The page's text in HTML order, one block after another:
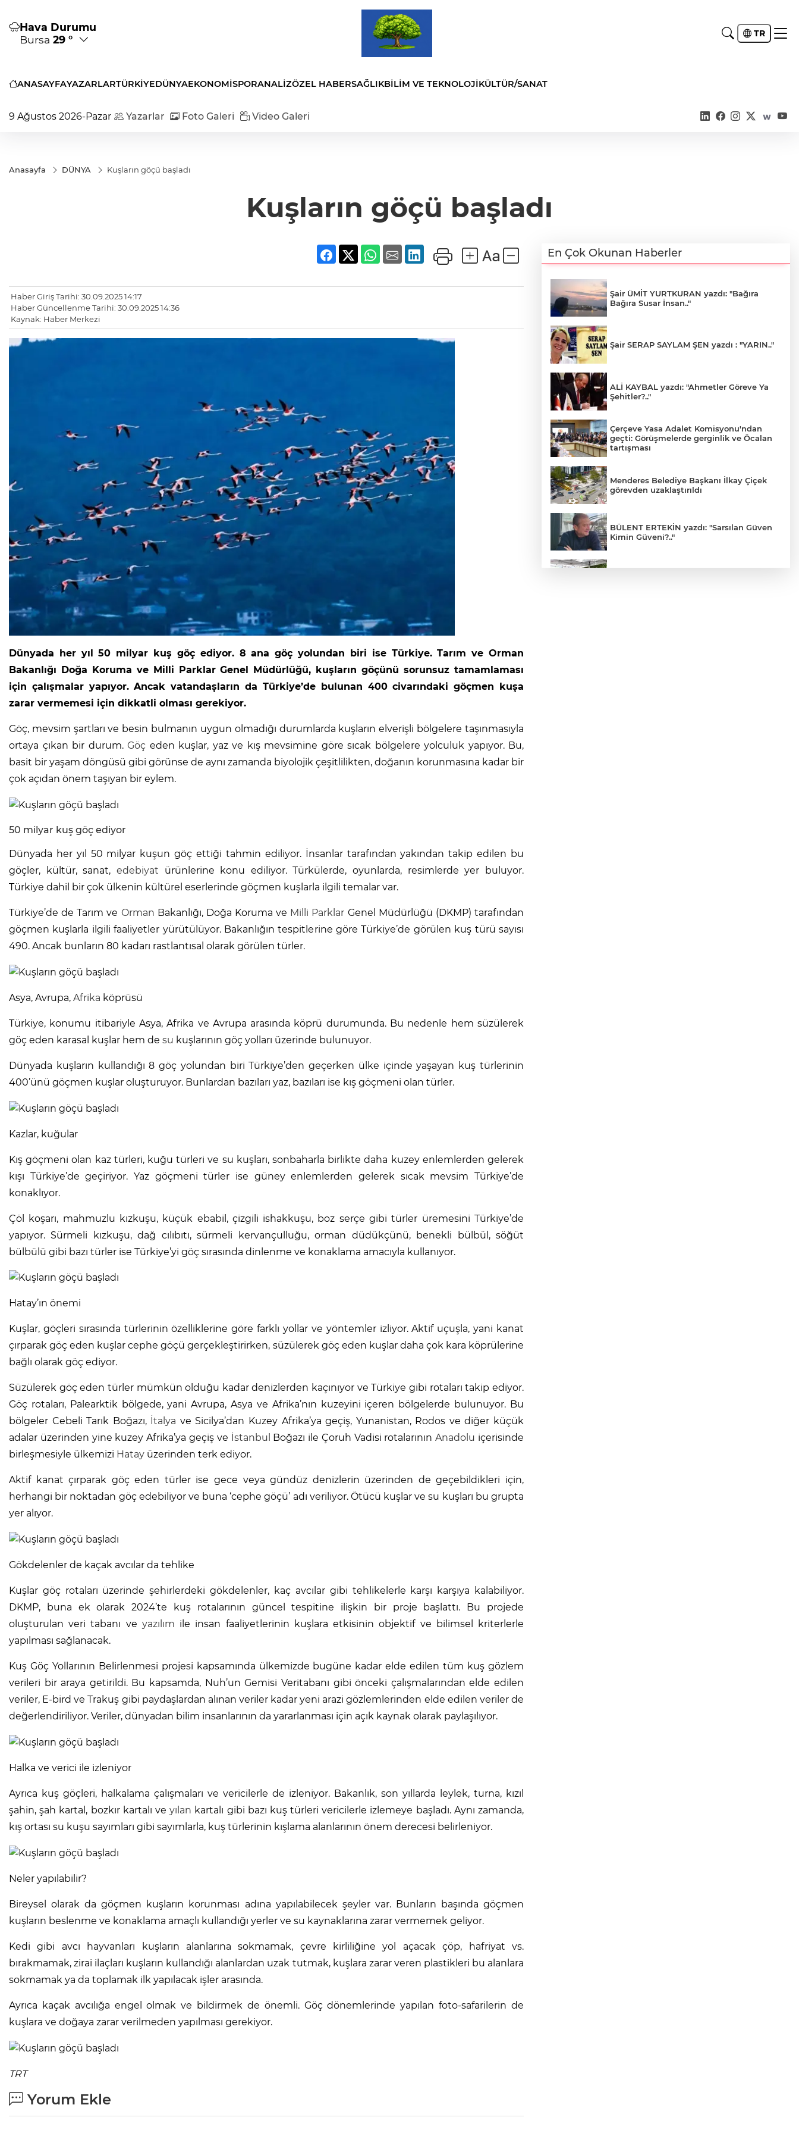
Hava Durumu
Bursa 29 ° TR
ANASAYFAYAZARLARTÜRKİYEDÜNYAEKONOMİSPORANALİZÖZEL HABERSAĞLIKBİLİM VE TEKNOLOJİKÜLTÜR/SANAT
9 Ağustos 2026-Pazar Yazarlar Foto Galeri Video Galeri
Anasayfa DÜNYA Kuşların göçü başladı
Kuşların göçü başladı
Haber Giriş Tarihi: 30.09.2025 14:17
Haber Güncellenme Tarihi: 30.09.2025 14:36
Kaynak: Haber Merkezi
Dünyada her yıl 50 milyar kuş göç ediyor. 8 ana göç yolundan biri ise Türkiye. Tarım ve Orman
Bakanlığı Doğa Koruma ve Milli Parklar Genel Müdürlüğü, kuşların göçünü sorunsuz tamamlaması
için çalışmalar yapıyor. Ancak vatandaşların da Türkiye’de bulunan 400 civarındaki göçmen kuşa
zarar vermemesi için dikkatli olması gerekiyor.
Göç, mevsim şartları ve besin bulmanın uygun olmadığı durumlarda kuşların elverişli bölgelere taşınmasıyla
ortaya çıkan bir durum. Göç eden kuşlar, yaz ve kış mevsimine göre sıcak bölgelere yolculuk yapıyor. Bu,
basit bir yaşam döngüsü gibi görünse de aynı zamanda biyolojik çeşitlilikten, doğanın korunmasına kadar bir
çok açıdan önem taşıyan bir eylem.
50 milyar kuş göç ediyor
Dünyada her yıl 50 milyar kuşun göç ettiği tahmin ediliyor. İnsanlar tarafından yakından takip edilen bu
göçler, kültür, sanat, edebiyat ürünlerine konu ediliyor. Türkülerde, oyunlarda, resimlerde yer buluyor.
Türkiye dahil bir çok ülkenin kültürel eserlerinde göçmen kuşlarla ilgili temalar var.
Türkiye’de de Tarım ve Orman Bakanlığı, Doğa Koruma ve Milli Parklar Genel Müdürlüğü (DKMP) tarafından
göçmen kuşlarla ilgili faaliyetler yürütülüyor. Bakanlığın tespitlerine göre Türkiye’de görülen kuş türü sayısı
490. Ancak bunların 80 kadarı rastlantısal olarak görülen türler.
Asya, Avrupa, Afrika köprüsü
Türkiye, konumu itibariyle Asya, Afrika ve Avrupa arasında köprü durumunda. Bu nedenle hem süzülerek
göç eden karasal kuşlar hem de su kuşlarının göç yolları üzerinde bulunuyor.
Dünyada kuşların kullandığı 8 göç yolundan biri Türkiye’den geçerken ülke içinde yaşayan kuş türlerinin
400’ünü göçmen kuşlar oluşturuyor. Bunlardan bazıları yaz, bazıları ise kış göçmeni olan türler.
Kazlar, kuğular
Kış göçmeni olan kaz türleri, kuğu türleri ve su kuşları, sonbaharla birlikte daha kuzey enlemlerden gelerek
kışı Türkiye’de geçiriyor. Yaz göçmeni türler ise güney enlemlerden gelerek sıcak mevsim Türkiye’de
konaklıyor.
Çöl koşarı, mahmuzlu kızkuşu, küçük ebabil, çizgili ishakkuşu, boz serçe gibi türler üremesini Türkiye’de
yapıyor. Sürmeli kızkuşu, dağ cılıbıtı, sürmeli kervançulluğu, orman düdükçünü, benekli bülbül, söğüt
bülbülü gibi bazı türler ise Türkiye’yi göç sırasında dinlenme ve konaklama amacıyla kullanıyor.
Hatay’ın önemi
Kuşlar, göçleri sırasında türlerinin özelliklerine göre farklı yollar ve yöntemler izliyor. Aktif uçuşla, yani kanat
çırparak göç eden kuşlar cephe göçü gerçekleştirirken, süzülerek göç eden kuşlar daha çok kara köprülerine
bağlı olarak göç ediyor.
Süzülerek göç eden türler mümkün olduğu kadar denizlerden kaçınıyor ve Türkiye gibi rotaları takip ediyor.
Göç rotaları, Palearktik bölgede, yani Avrupa, Asya ve Afrika’nın kuzeyini içeren bölgelerde bulunuyor. Bu
bölgeler Cebeli Tarık Boğazı, İtalya ve Sicilya’dan Kuzey Afrika’ya geçiş, Yunanistan, Rodos ve diğer küçük
adalar üzerinden yine kuzey Afrika’ya geçiş ve İstanbul Boğazı ile Çoruh Vadisi rotalarınınAnadolu içerisinde
birleşmesiyle ülkemizi Hatay üzerinden terk ediyor.
Aktif kanat çırparak göç eden türler ise gece veya gündüz denizlerin üzerinden de geçebildikleri için,
herhangi bir noktadan göç edebiliyor ve buna ‘cephe göçü’ adı veriliyor. Ötücü kuşlar ve su kuşları bu grupta
yer alıyor.
Gökdelenler de kaçak avcılar da tehlike
Kuşlar göç rotaları üzerinde şehirlerdeki gökdelenler, kaç avcılar gibi tehlikelerle karşı karşıya kalabiliyor.
DKMP, buna ek olarak 2024’te kuş rotalarının güncel tespitine ilişkin bir proje başlattı. Bu projede
oluşturulan veri tabanı ve yazılım ile insan faaliyetlerinin kuşlara etkisinin objektif ve bilimsel kriterlerle
yapılması sağlanacak.
Kuş Göç Yollarının Belirlenmesi projesi kapsamında ülkemizde bugüne kadar elde edilen tüm kuş gözlem
verileri bir araya getirildi. Bu kapsamda, Nuh’un Gemisi Veritabanı gibi önceki çalışmalarından elde edilen
veriler, E-bird ve Trakuş gibi paydaşlardan alınan veriler kadar yeni arazi gözlemlerinden elde edilen veriler de
değerlendiriliyor. Veriler, dünyadan bilim insanlarının da yararlanması için açık kaynak olarak paylaşılıyor.
Halka ve verici ile izleniyor
Ayrıca kuş göçleri, halkalama çalışmaları ve vericilerle de izleniyor. Bakanlık, son yıllarda leylek, turna, kızıl
şahin, şah kartal, bozkır kartalı veyılan kartalı gibi bazı kuş türleri vericilerle izlemeye başladı. Aynı zamanda,
kış ortası su kuşu sayımları gibi sayımlarla, kuş türlerinin kışlama alanlarının önem derecesi belirleniyor.
Neler yapılabilir?
Bireysel olarak da göçmen kuşların korunması adına yapılabilecek şeyler var. Bunların başında göçmen
kuşların beslenme ve konaklama amaçlı kullandığı yerler ve su kaynaklarına zarar vermemek geliyor.
Kedi gibi avcı hayvanları kuşların alanlarına sokmamak, çevre kirliliğine yol açacak çöp, hafriyat vs.
bırakmamak, zirai ilaçları kuşların kullandığı alanlardan uzak tutmak, kuşlara zarar veren plastikleri bu alanlara
sokmamak ya da toplamak ilk yapılacak işler arasında.
Ayrıca kaçak avcılığa engel olmak ve bildirmek de önemli. Göç dönemlerinde yapılan foto-safarilerin de
kuşlara ve doğaya zarar verilmeden yapılması gerekiyor.
TRT
Yorum Ekle
En Çok Okunan Haberler
Şair ÜMİT YURTKURAN yazdı: "Bağıra
Bağıra Susar İnsan.."
Şair SERAP SAYLAM ŞEN yazdı : "YARIN.."
ALİ KAYBAL yazdı: "Ahmetler Göreve Ya
Şehitler?.."
Çerçeve Yasa Adalet Komisyonu'ndan
geçti: Görüşmelerde gerginlik ve Öcalan
tartışması
Menderes Belediye Başkanı İlkay Çiçek
görevden uzaklaştırıldı
BÜLENT ERTEKİN yazdı: "Sarsılan Güven
Kimin Güveni?.."